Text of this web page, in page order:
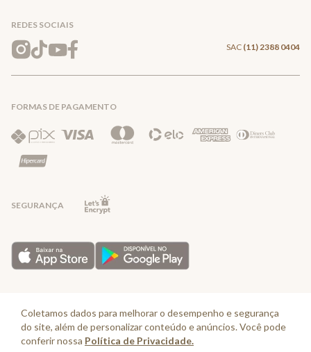
Coletamos dados para melhorar o desempenho e segurança
do site, além de personalizar conteúdo e anúncios. Você pode
conferir nossa Política de Privacidade.
Mapa do Site
Wishlist
Entrega e Frete
Trocas e Devoluções
Política de Privacidade
REDES SOCIAIS
SAC (11) 2388 0404
FORMAS DE PAGAMENTO
SEGURANÇA
sexta-feira até as 16:30, exceto feriados - Rua Alpont, 428 nível 2 - Bairro
Capuava Mauá - São Paulo, CEP: 09380-115 - Valisere Comércio de Roupas e
Acessórios Ltda - CNPJ: 57.484.768/0064-89